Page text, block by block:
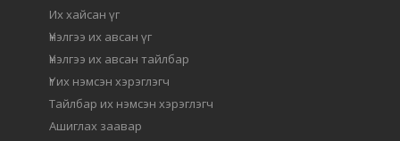
Их хайсан үг
Үнэлгээ их авсан үг
Үнэлгээ их авсан тайлбар
Үг их нэмсэн хэрэглэгч
Тайлбар их нэмсэн хэрэглэгч
Ашиглах заавар